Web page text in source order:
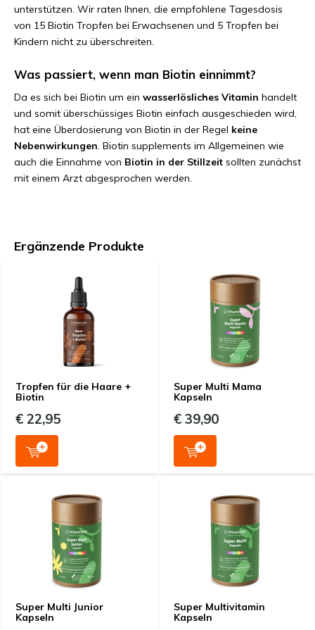
unterstützen. Wir raten Ihnen, die empfohlene Tagesdosis
von 15 Biotin Tropfen bei Erwachsenen und 5 Tropfen bei
Kindern nicht zu überschreiten.
Was passiert, wenn man Biotin einnimmt?
Da es sich bei Biotin um ein wasserlösliches Vitamin handelt
und somit überschüssiges Biotin einfach ausgeschieden wird,
hat eine Überdosierung von Biotin in der Regel keine
Nebenwirkungen. Biotin supplements im Allgemeinen wie
auch die Einnahme von Biotin in der Stillzeit sollten zunächst
mit einem Arzt abgesprochen werden.
Ergänzende Produkte
Tropfen für die Haare +
Biotin
€ 22,95
Super Multi Mama
Kapseln
€ 39,90
Super Multi Junior
Kapseln
Super Multivitamin
Kapseln